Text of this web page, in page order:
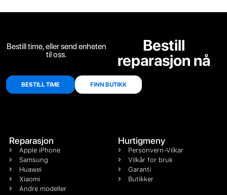
Bestill time, eller send enheten
til oss.
Bestill
reparasjon nå
BESTILL TIME FINN BUTIKK
Reparasjon
Apple iPhone
Samsung
Huawei
Xiaomi
Andre modeller
Hurtigmeny
Personvern-Vilkar
Vilkår for bruk
Garanti
Butikker